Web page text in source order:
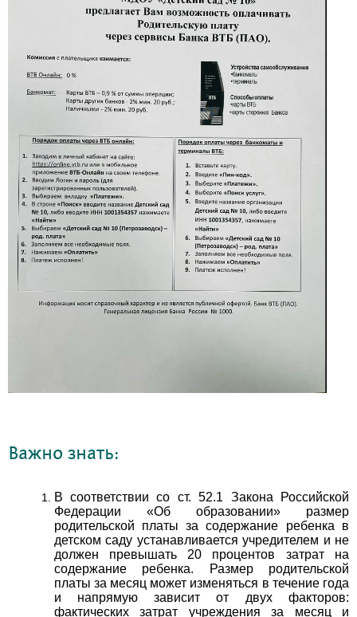
Важно знать:
В соответствии со ст. 52.1 Закона Российской
Федерации «Об образовании» размер
родительской платы за содержание ребенка в
детском саду устанавливается учредителем и не
должен превышать 20 процентов затрат на
содержание ребенка. Размер родительской
платы за месяц может изменяться в течение года
и напрямую зависит от двух факторов:
фактических затрат учреждения за месяц и